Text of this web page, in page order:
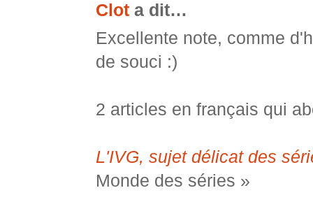
Clot a dit…
Excellente note, comme
de souci :)
2 articles en français qui
L'IVG, sujet délicat des
Monde des séries »